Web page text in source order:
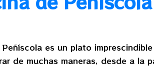
es un plato
de muchas maneras, desde a la